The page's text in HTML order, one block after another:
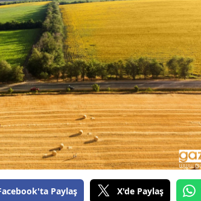
Bingöl
Bitlis
Bolu
Burdur
Bursa
Çanakkale
Çankırı
Çorum
Paylaş X'de Paylaş